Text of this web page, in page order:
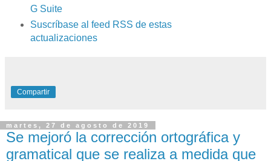
G Suite
Suscríbase al feed RSS de estas
actualizaciones
Compartir
martes, 27 de agosto de 2019
Se mejoró la corrección ortográfica y
gramatical que se realiza a medida que